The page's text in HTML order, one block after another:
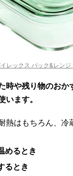
レックス パック&レン
時や残り物のお
います。
熱はもちろん、冷
めるとき
るとき